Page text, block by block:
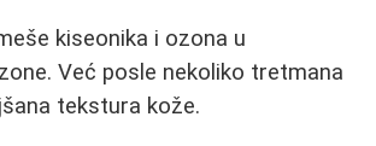
kiseonika i ozona u
Već posle nekoliko tretmana
tekstura kože.